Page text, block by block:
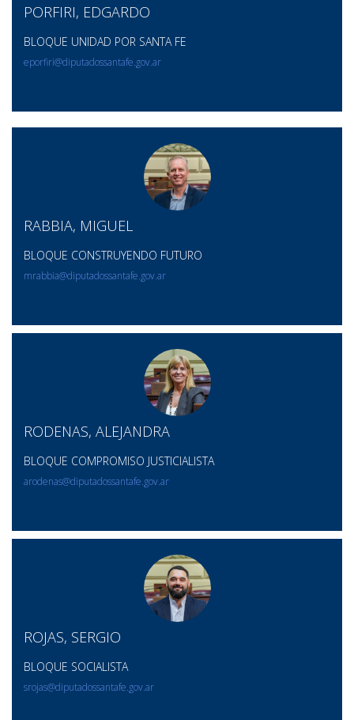
PORFIRI, EDGARDO
BLOQUE UNIDAD POR SANTA FE
eporfiri@diputadossantafe.gov.ar
RABBIA, MIGUEL
BLOQUE CONSTRUYENDO FUTURO
mrabbia@diputadossantafe.gov.ar
RODENAS, ALEJANDRA
BLOQUE COMPROMISO JUSTICIALISTA
arodenas@diputadossantafe.gov.ar
ROJAS, SERGIO
BLOQUE SOCIALISTA
srojas@diputadossantafe.gov.ar